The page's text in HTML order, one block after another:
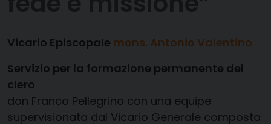
Vicario Episcopale mons. Antonio Valentino
Servizio per la formazione permanente del
clero
don Franco Pellegrino con una equipe
supervisionata dal Vicario Generale composta